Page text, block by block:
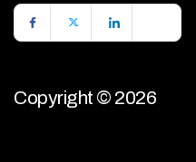
Copyright © 2026